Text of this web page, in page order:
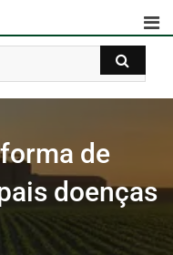
de
doenças